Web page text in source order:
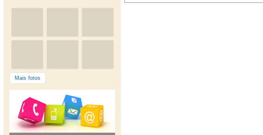
Mais fotos